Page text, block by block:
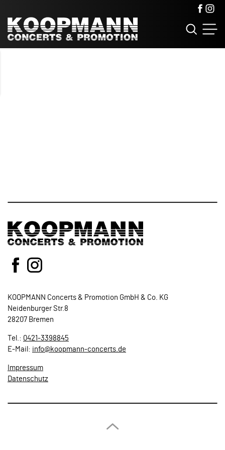
KOOPMANN Concerts & Promotion GmbH & Co. KG
Neidenburger Str.8
28207 Bremen
Tel.: 0421-3398845
E-Mail: info@koopmann-concerts.de
Impressum
Datenschutz